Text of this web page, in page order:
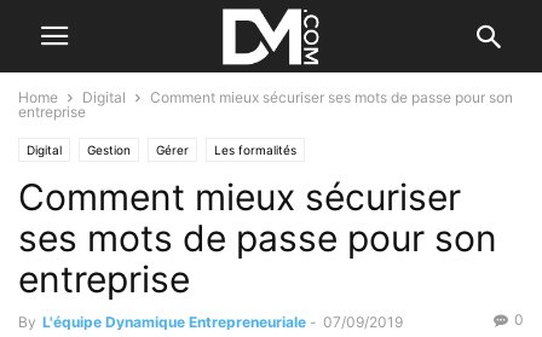
Home Digital
Comment mieux sécuriser ses mots de passe pour son
entreprise
Digital Gestion Gérer Les formalités
Comment mieux sécuriser
ses mots de passe pour son
entreprise
By L'équipe Dynamique Entrepreneuriale - 07/09/2019 0